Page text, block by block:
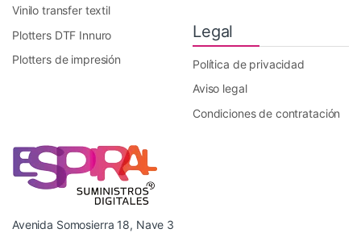
Vinilo transfer textil
Plotters DTF Innuro
Plotters de impresión
Legal
Política de privacidad
Aviso legal
Condiciones de contratación
Avenida Somosierra 18, Nave 3